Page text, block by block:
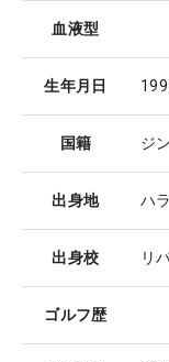
血液型
生年月日
国籍 ジ
出身地 ハ
出身校 リ
ゴルフ歴